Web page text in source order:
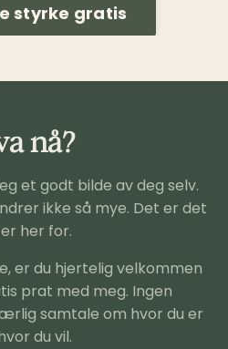
styrke gratis
nå?
et godt bilde av deg selv.
ikke så mye. Det er det
her for.
er du hjertelig velkommen
prat med meg. Ingen
samtale om hvor du er
du vil.